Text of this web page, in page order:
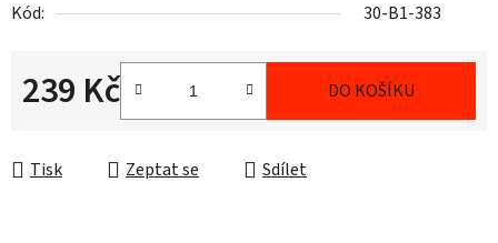
Kód:
30-B1-383
239 Kč DO KOŠÍKU
Tisk Zeptat se Sdílet